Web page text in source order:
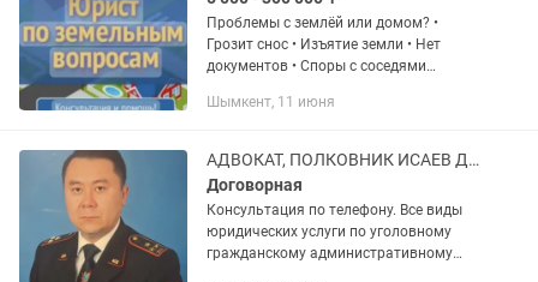
Проблемы с землёй или домом? •
Грозит снос • Изъятие земли • Нет
документов • Споры с соседями
права. Жеріңізбен немесе үйіңізбен
Шымкент, 11 июня
АДВОКАТ, ПОЛКОВНИК ИСАЕВ Д. Защита на 100%
Договорная
Консультация по телефону. Все виды
юридических услуги по уголовному
гражданскому административному